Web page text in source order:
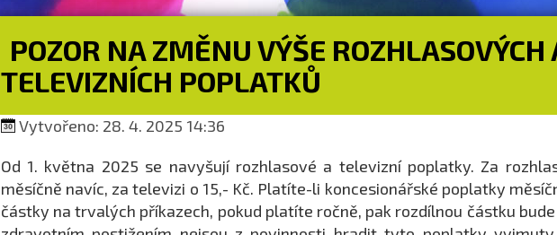
POZOR NA ZMĚNU VÝŠE ROZHLASOVÝCH
TELEVIZNÍCH POPLATKŮ
Vytvořeno: 28. 4. 2025 14:36
Od 1. května 2025 se navyšují rozhlasové a televizní poplatky. Za
měsíčně navíc, za televizi o 15,- Kč. Platíte-li koncesionářské poplatky
částky na trvalých příkazech, pokud platíte ročně, pak rozdílnou částku